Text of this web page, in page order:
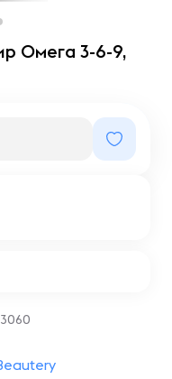
Омега 3-6-9,